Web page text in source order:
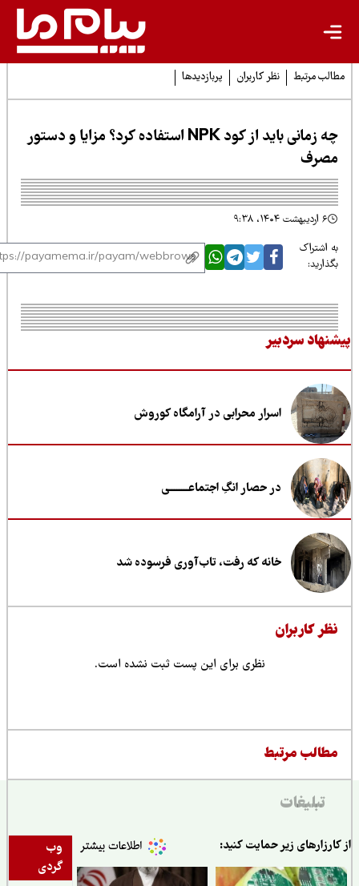
مرتبط نظر کاربران پربازدیدها
چه زمانی باید از کود NPK استفاده کرد؟ مزایا و دستور
اشتراک
سردبیر
اسرار محرابی در آرامگاه کوروش
در حصار انگِ اجتماعــــــــی
خانه که رفت، تاب‌آوری فرسوده شد
کاربران
نظری برای این پست ثبت نشده است.
مرتبط
تبلیغات
وب
گردی
زیر حمایت کنید: